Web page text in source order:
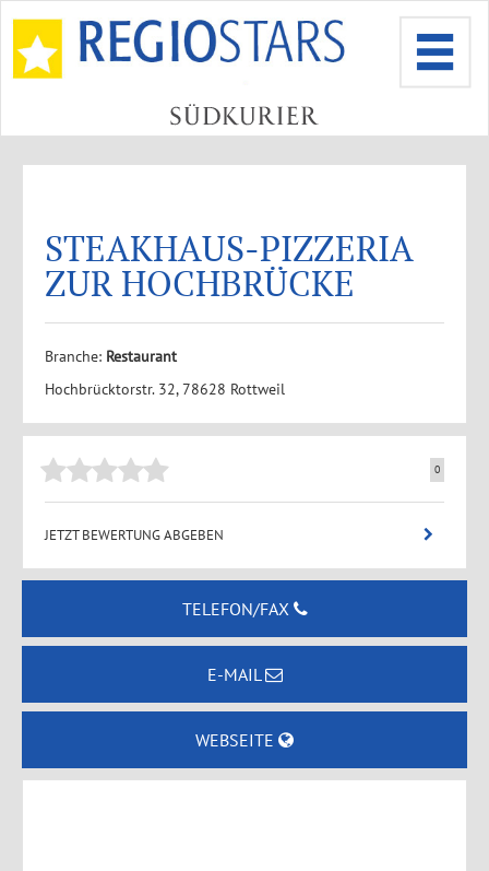
STEAKHAUS-PIZZERIA
ZUR HOCHBRÜCKE
Branche: Restaurant
Hochbrücktorstr. 32, 78628 Rottweil
0
JETZT BEWERTUNG ABGEBEN
TELEFON/FAX
E-MAIL
WEBSEITE